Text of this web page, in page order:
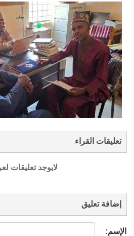
تعليقات القراء
لايوجد تعليقات
إضافة تعليق
الإسم: